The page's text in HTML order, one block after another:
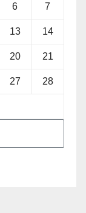
6 7
13 14
20 21
27 28